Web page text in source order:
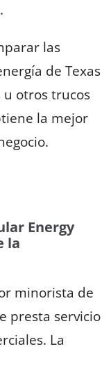
las
de Texas
u otros trucos
la mejor
Energy
la
minorista de
presta servicio
La